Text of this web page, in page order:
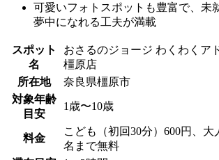
可愛いフォトスポットも豊富で、未
夢中になれる工夫が満載
スポット
名
おさるのジョージ わくわくア
橿原店
所在地
奈良県橿原市
対象年齢
目安
1歳〜10歳
料金
こども（初回30分）600円、大
名まで無料